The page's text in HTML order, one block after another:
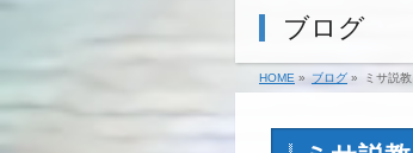
ブログ
HOME » ブログ » ミサ説教